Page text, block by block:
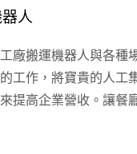
人
廠搬運機器人與各種
工作，將寶貴的人工
提高企業營收。讓餐